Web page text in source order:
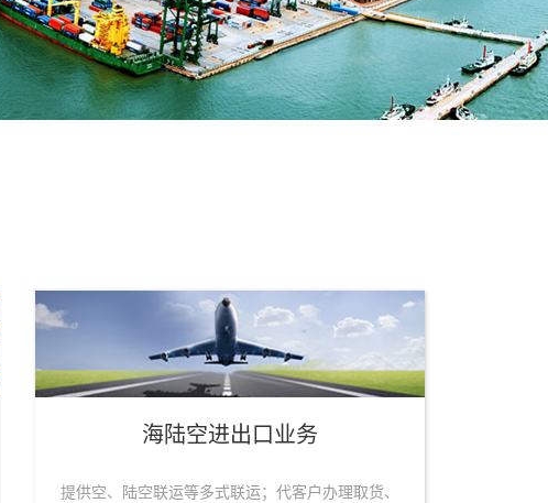
海陆空进出口业务
提供空、陆空联运等多式联运；代客户办理取货、